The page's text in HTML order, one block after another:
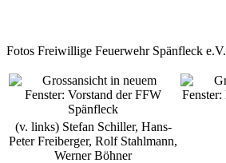
Fotos Freiwillige Feuerwehr Spänfleck e.V.
(v. links) Stefan Schiller, Hans-
Peter Freiberger, Rolf Stahlmann,
Werner Böhner